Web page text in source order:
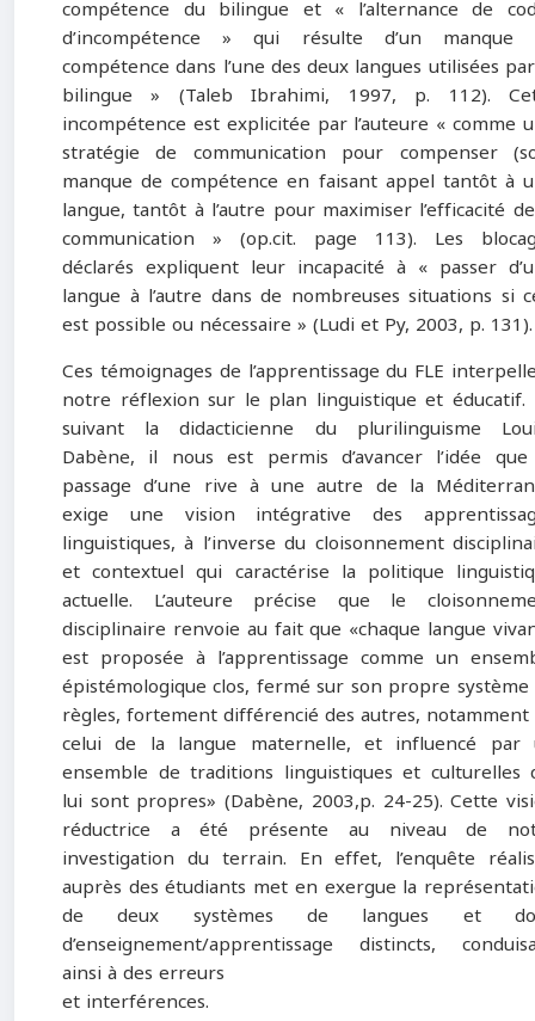
compétence du bilingue et « l’alternance de
d’incompétence » qui résulte d’un manque
compétence dans l’une des deux langues utilisées
bilingue » (Taleb Ibrahimi, 1997, p. 112).
incompétence est explicitée par l’auteure « comme
stratégie de communication pour compenser
manque de compétence en faisant appel tantôt à
langue, tantôt à l’autre pour maximiser l’efficacité
communication » (op.cit. page 113). Les
déclarés expliquent leur incapacité à « passer
langue à l’autre dans de nombreuses situations si
est possible ou nécessaire » (Ludi et Py, 2003, p. 131).
Ces témoignages de l’apprentissage du FLE
notre réflexion sur le plan linguistique et éducatif.
suivant la didacticienne du plurilinguisme
Dabène, il nous est permis d’avancer l’idée
passage d’une rive à une autre de la
exige une vision intégrative des
linguistiques, à l’inverse du cloisonnement
et contextuel qui caractérise la politique
actuelle. L’auteure précise que le
disciplinaire renvoie au fait que «chaque langue
est proposée à l’apprentissage comme un
épistémologique clos, fermé sur son propre système
règles, fortement différencié des autres, notamment
celui de la langue maternelle, et influencé par
ensemble de traditions linguistiques et culturelles
lui sont propres» (Dabène, 2003,p. 24-25). Cette
réductrice a été présente au niveau de
investigation du terrain. En effet, l’enquête
auprès des étudiants met en exergue la
de deux systèmes de langues et
d’enseignement/apprentissage distincts,
ainsi à des erreurs
et interférences.